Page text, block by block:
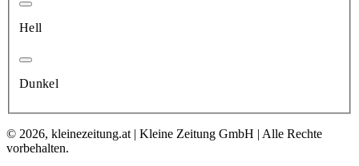
Hell
Dunkel
© 2026, kleinezeitung.at | Kleine Zeitung GmbH | Alle Rechte
vorbehalten.